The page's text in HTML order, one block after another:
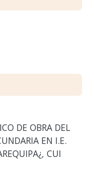
DE OBRA DEL
EN I.E.
CUI